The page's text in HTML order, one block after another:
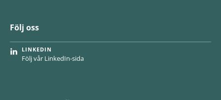
Följ oss
LINKEDIN
Följ vår LinkedIn-sida